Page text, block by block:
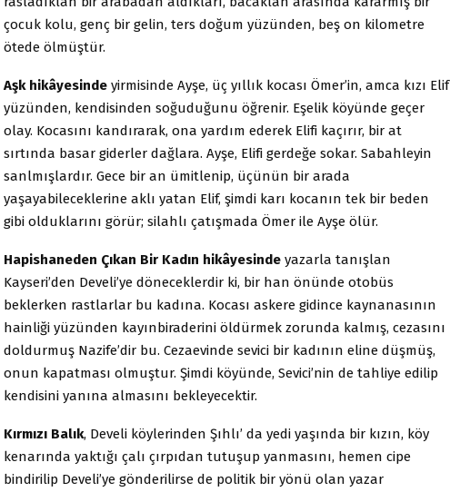
çocuk kolu, genç bir gelin, ters doğum yüzünden, beş on kilometre
ötede ölmüştür.
Aşk hikâyesinde yirmisinde Ayşe, üç yıllık kocası Ömer’in, amca kızı Elif
yüzünden, kendisinden soğuduğunu öğrenir. Eşelik köyünde geçer
olay. Kocasını kandırarak, ona yardım ederek Elifi kaçırır, bir at
sırtında basar giderler dağlara. Ayşe, Elifi gerdeğe sokar. Sabahleyin
sanlmışlardır. Gece bir an ümitlenip, üçünün bir arada
yaşayabileceklerine aklı yatan Elif, şimdi karı kocanın tek bir beden
gibi olduklarını görür; silahlı çatışmada Ömer ile Ayşe ölür.
Hapishaneden Çıkan Bir Kadın hikâyesinde yazarla tanışlan
Kayseri’den Develi’ye döneceklerdir ki, bir han önünde otobüs
beklerken rastlarlar bu kadına. Kocası askere gidince kaynanasının
hainliği yüzünden kayınbiraderini öldürmek zorunda kalmış, cezasını
doldurmuş Nazife’dir bu. Cezaevinde sevici bir kadının eline düşmüş,
onun kapatması olmuştur. Şimdi köyünde, Sevici’nin de tahliye edilip
kendisini yanına almasını bekleyecektir.
Kırmızı Balık, Develi köylerinden Şıhlı’ da yedi yaşında bir kızın, köy
kenarında yaktığı çalı çırpıdan tutuşup yanmasını, hemen cipe
bindirilip Develi’ye gönderilirse de politik bir yönü olan yazar